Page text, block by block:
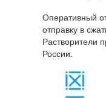
Оперативный
отправку в
Растворители
России.